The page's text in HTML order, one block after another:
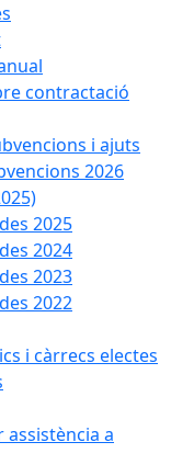
contractació
i ajuts
2026
2025
2024
2023
2022
i càrrecs electes
a